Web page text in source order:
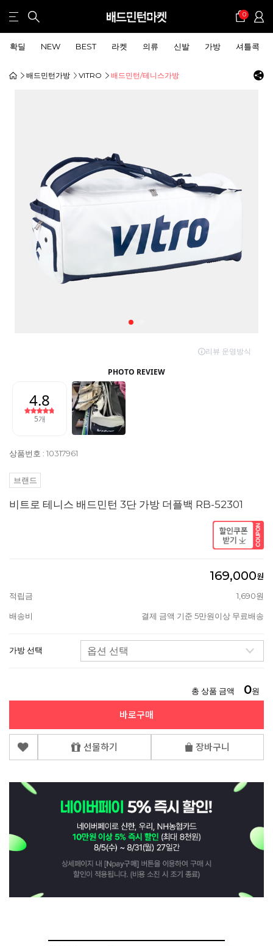
0
확딜 NEW BEST 라켓 의류 신발 가방 셔틀콕
배드민턴가방 VITRO 배드민턴/테니스가방
상품번호 : 10317961
브랜드
비트로 테니스 배드민턴 3단 가방 더플백 RB-52301
169,000원
적립금
1,690원
배송비 결제 금액 기준 5만원이상 무료배송
가방 선택
총 상품 금액 0원
바로구매
선물하기 장바구니